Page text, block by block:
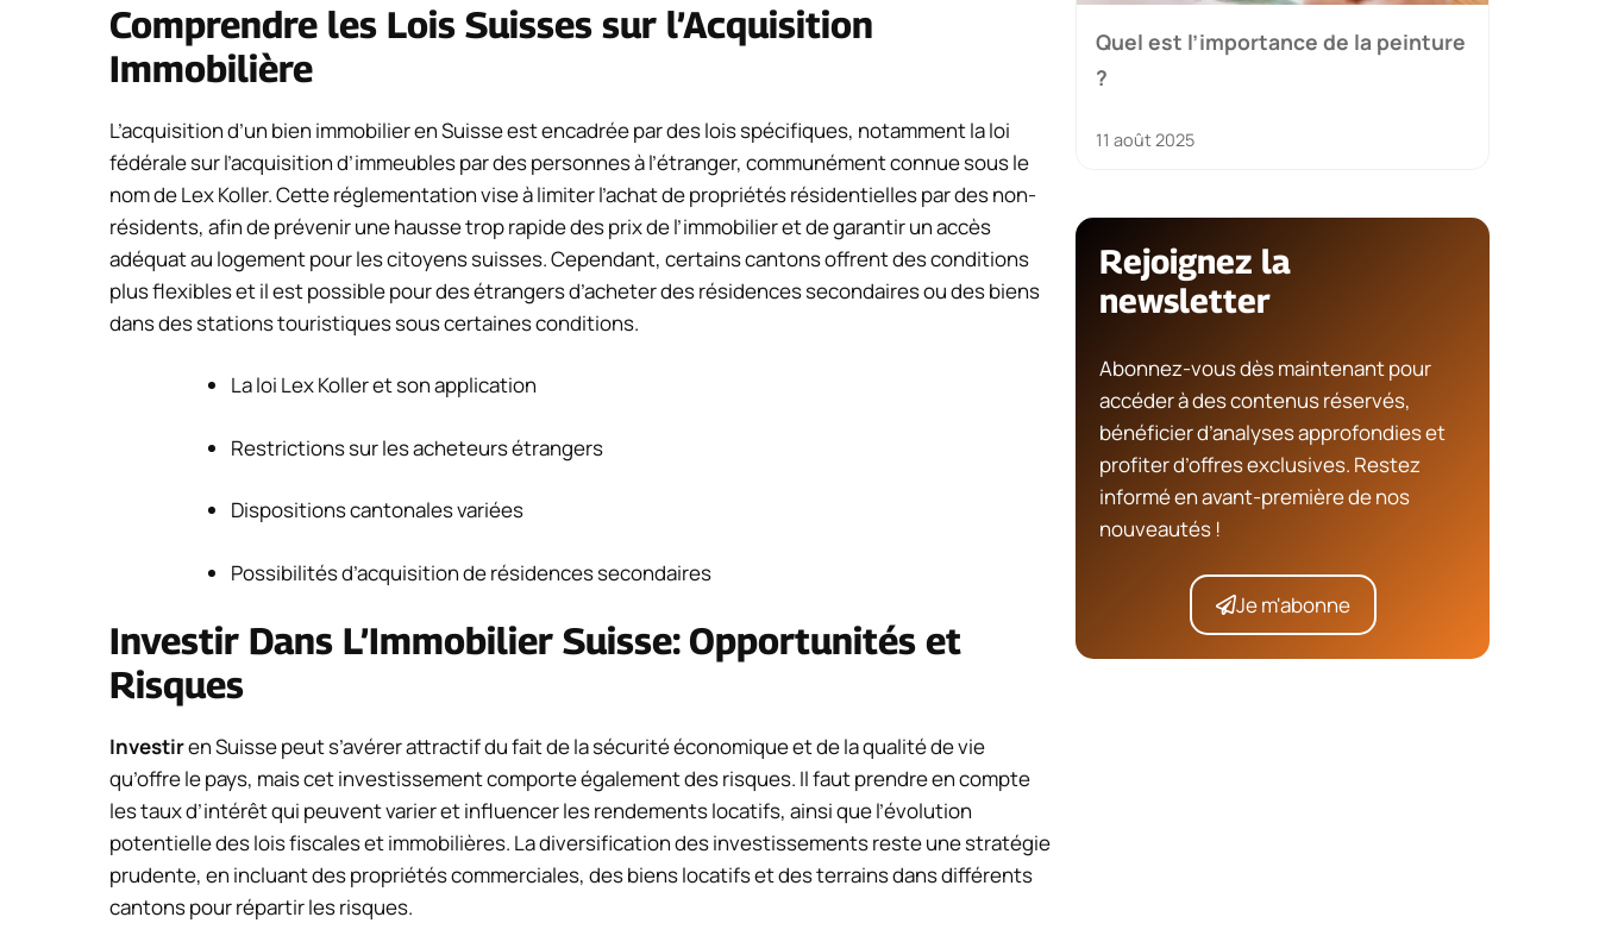
Comprendre les Lois Suisses sur l’Acquisition
Immobilière
L’acquisition d’un bien immobilier en Suisse est encadrée par des lois spécifiques, notamment la loi
fédérale sur l’acquisition d’immeubles par des personnes à l’étranger, communément connue sous le
nom de Lex Koller. Cette réglementation vise à limiter l’achat de propriétés résidentielles par des non-
résidents, afin de prévenir une hausse trop rapide des prix de l’immobilier et de garantir un accès
adéquat au logement pour les citoyens suisses. Cependant, certains cantons offrent des conditions
plus flexibles et il est possible pour des étrangers d’acheter des résidences secondaires ou des biens
dans des stations touristiques sous certaines conditions.
La loi Lex Koller et son application
Restrictions sur les acheteurs étrangers
Dispositions cantonales variées
Possibilités d’acquisition de résidences secondaires
Investir Dans L’Immobilier Suisse: Opportunités et
Risques
Investiren Suisse peut s’avérer attractif du fait de la sécurité économique et de la qualité de vie
qu’offre le pays, mais cet investissement comporte également des risques. Il faut prendre en compte
les taux d’intérêt qui peuvent varier et influencer les rendements locatifs, ainsi que l’évolution
potentielle des lois fiscales et immobilières. La diversification des investissements reste une stratégie
prudente, en incluant des propriétés commerciales, des biens locatifs et des terrains dans différents
cantons pour répartir les risques.
Quel est l’importance de la peinture
?
11 août 2025
Rejoignez la
newsletter
Abonnez-vous dès maintenant pour
accéder à des contenus réservés,
bénéficier d’analyses approfondies et
profiter d’offres exclusives. Restez
informé en avant-première de nos
nouveautés !
Je m'abonne